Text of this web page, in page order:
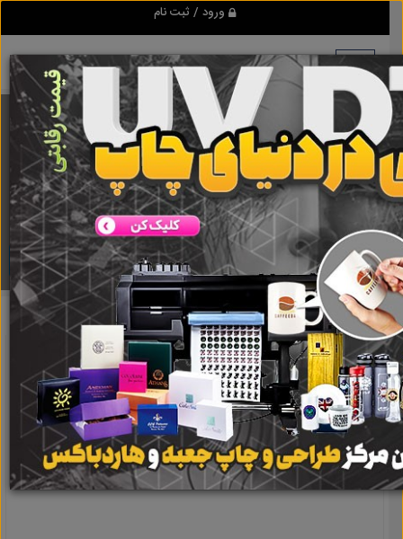
ورود / ثبت نام
برنامه اندروید ابزاریراق
مرجع نیازمندیهای ابزار و یراق آلات عمومی و صنعتی
دانلود
نتیجه ای یافت نشد